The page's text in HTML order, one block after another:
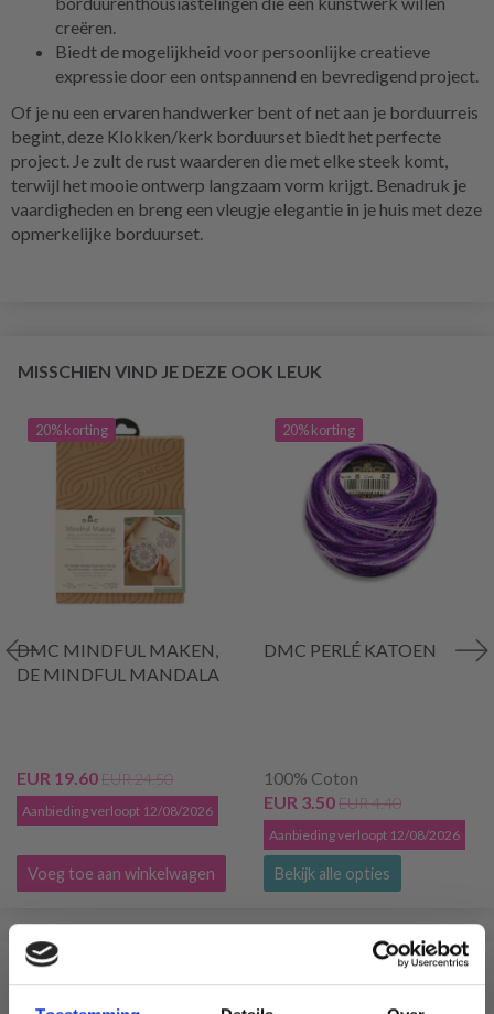
creëren.
Biedt de mogelijkheid voor persoonlijke creatieve
expressie door een ontspannend en bevredigend project.
Of je nu een ervaren handwerker bent of net aan je borduurreis
begint, deze Klokken/kerk borduurset biedt het perfecte
project. Je zult de rust waarderen die met elke steek komt,
terwijl het mooie ontwerp langzaam vorm krijgt. Benadruk je
vaardigheden en breng een vleugje elegantie in je huis met deze
opmerkelijke borduurset.
MISSCHIEN VIND JE DEZE OOK LEUK
20% korting
DMC MINDFUL MAKEN,
DE MINDFUL MANDALA
EUR 19.60EUR 24.50
Aanbieding verloopt 12/08/2026
Voeg toe aan winkelwagen
20% korting
DMC PERLÉ KATOEN
100% Coton
EUR 3.50EUR 4.40
Aanbieding verloopt 12/08/2026
Bekijk alle opties